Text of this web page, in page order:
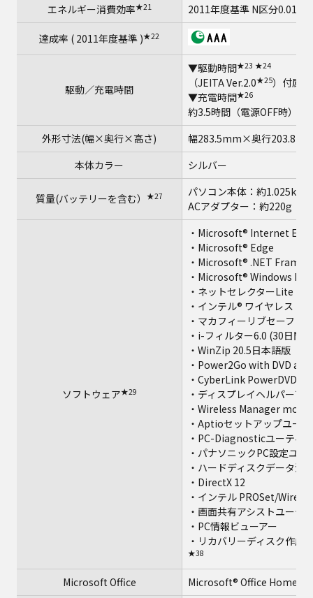
エネルギー消費効率★21 2011年度基準 N区分0.018
達成率 ( 2011年度基準 )★22
駆動／充電時間
▼駆動時間★23 ★24
（JEITA Ver.2.0★25）付属
▼充電時間★26
約3.5時間（電源OFF時）、
外形寸法(幅×奥行×高さ)
幅283.5mm×奥行
本体カラー
シルバー
質量(バッテリーを含む） ★27
パソコン本体：約1.025kg
ACアダプター：約220g（
ソフトウェア★29
・Microsoft® Internet
・Microsoft® Edge
・Microsoft® .NET
・Microsoft® Windows
・ネットセレクターLite
・インテル® ワイヤレス
・マカフィーリブセーフ
・i-フィルター6.0 (30日間
・WinZip 20.5日本語版（
・Power2Go with DVD
・CyberLink PowerDVD12
・ディスプレイヘルパー★32
・Wireless Manager
・Aptioセットアップユー
・PC-Diagnosticユーティ
・パナソニックPC設定ユー
・ハードディスクデータ消
・DirectX 12
・インテル PROSet/
・画面共有アシストユーテ
・PC情報ビューアー
・リカバリーディスク作成
★38
Microsoft Office Microsoft® Office Home